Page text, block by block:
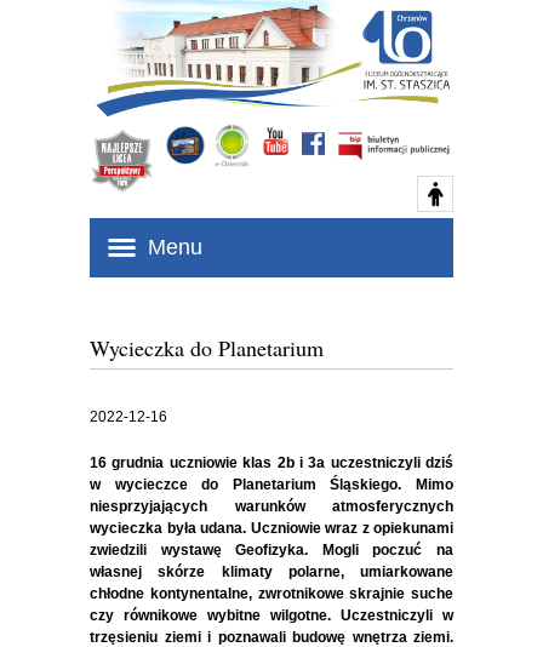
Menu
Wycieczka do Planetarium
2022-12-16
16 grudnia uczniowie klas 2b i 3a uczestniczyli dziś
w wycieczce do Planetarium Śląskiego. Mimo
niesprzyjających warunków atmosferycznych
wycieczka była udana. Uczniowie wraz z opiekunami
zwiedzili wystawę Geofizyka. Mogli poczuć na
własnej skórze klimaty polarne, umiarkowane
chłodne kontynentalne, zwrotnikowe skrajnie suche
czy równikowe wybitne wilgotne. Uczestniczyli w
trzęsieniu ziemi i poznawali budowę wnętrza ziemi.